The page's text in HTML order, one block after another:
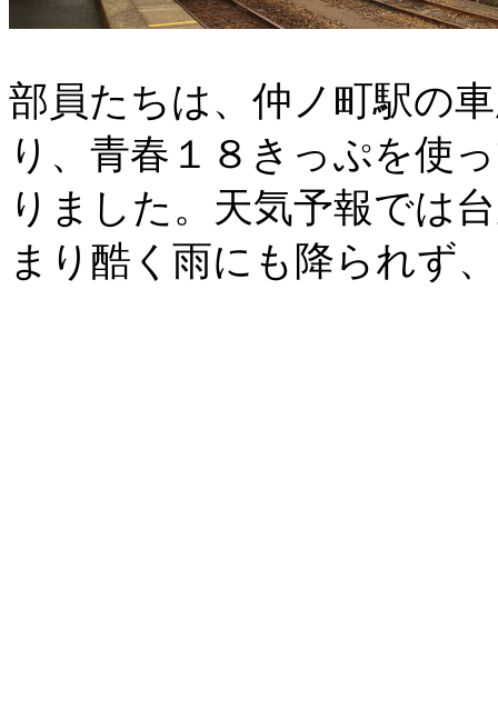
部員たちは、仲ノ町駅の
り、青春１８きっぷを使
りました。天気予報では
まり酷く雨にも降られず